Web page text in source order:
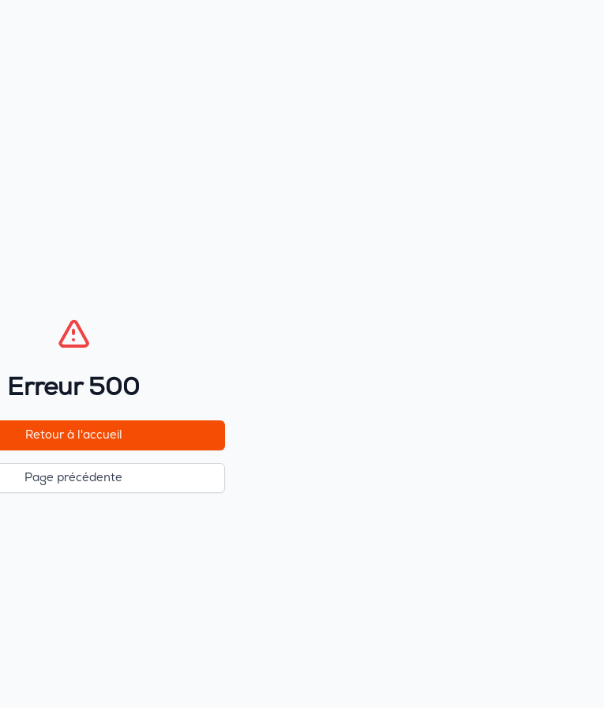
Erreur 500
Retour à l'accueil
Page précédente